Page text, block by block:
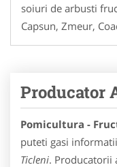
soiuri de arbusti
Capsun, Zmeur,
Producator
Pomicultura -
puteti gasi
Ticleni. Producatorii